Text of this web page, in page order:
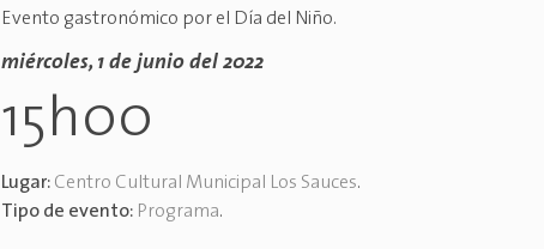
Evento gastronómico por el Día del Niño.
miércoles, 1 de junio del 2022
15h00
Lugar: Centro Cultural Municipal Los Sauces.
Tipo de evento: Programa.